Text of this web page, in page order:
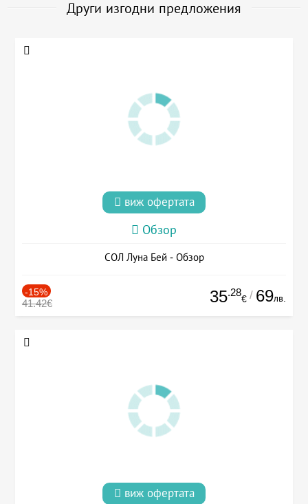
Други изгодни предложения
виж офертата
Обзор
СОЛ Луна Бей - Обзор
-15%
41.42€ 35.28
€ / 69лв.
виж офертата